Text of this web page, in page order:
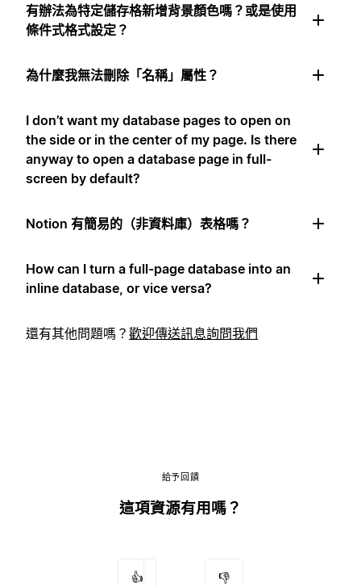
有辦法為特定儲存格新增背景顏色嗎？或是使用
條件式格式設定？
為什麼我無法刪除「名稱」屬性？
I don’t want my database pages to open on
the side or in the center of my page. Is there
anyway to open a database page in full-
screen by default?
Notion 有簡易的（非資料庫）表格嗎？
How can I turn a full-page database into an
inline database, or vice versa?
還有其他問題嗎？ 歡迎傳送訊息詢問我們
給予回饋
這項資源有用嗎？
👍 👎